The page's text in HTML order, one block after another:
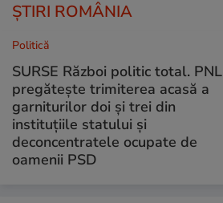
ȘTIRI ROMÂNIA
Politică
SURSE Război politic total. PNL
pregătește trimiterea acasă a
garniturilor doi și trei din
instituțiile statului și
deconcentratele ocupate de
oamenii PSD